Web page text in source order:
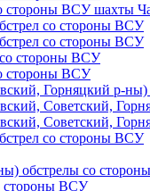
стороны ВСУ шахты
со стороны ВСУ
со стороны ВСУ
стороны ВСУ
стороны ВСУ
Горняцкий р-
Советский,
Советский,
со стороны ВСУ
обстрелы со
стороны ВСУ